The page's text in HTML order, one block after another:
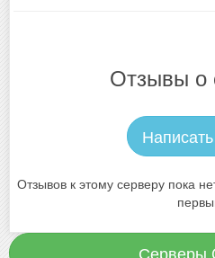
Отзывы о
Отзывов к этому серверу пока
Серверы